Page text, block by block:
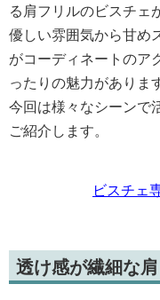
る肩フリルのビスチェ
優しい雰囲気から甘め
がコーディネートのア
ったりの魅力があります
今回は様々なシーンで
ご紹介します。
ビスチェ
透け感が繊細な